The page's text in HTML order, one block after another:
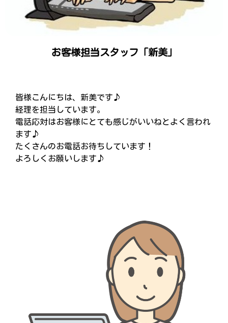
お客様担当スタッフ「新美」
皆様こんにちは、新美です♪
経理を担当しています。
電話応対はお客様にとても感じがいいねとよく言われ
ます♪
たくさんのお電話お待ちしています！
よろしくお願いします♪